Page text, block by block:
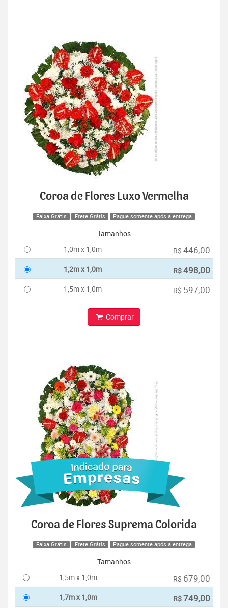
Coroa de Flores Luxo Vermelha
Faixa Grátis Frete Grátis Pague somente após a entrega
Tamanhos
1,0m x 1,0m
R$ 446,00
1,2m x 1,0m R$498,00
1,5m x 1,0m R$ 597,00
Comprar
Coroa de Flores Suprema Colorida
Faixa Grátis Frete Grátis Pague somente após a entrega
Tamanhos
1,5m x 1,0m
R$ 679,00
1,7m x 1,0m R$749,00